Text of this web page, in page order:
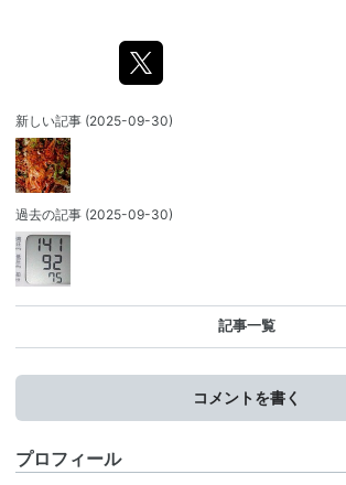
新しい記事 (2025-09-30)
過去の記事 (2025-09-30)
記事一覧
コメントを書く
プロフィール